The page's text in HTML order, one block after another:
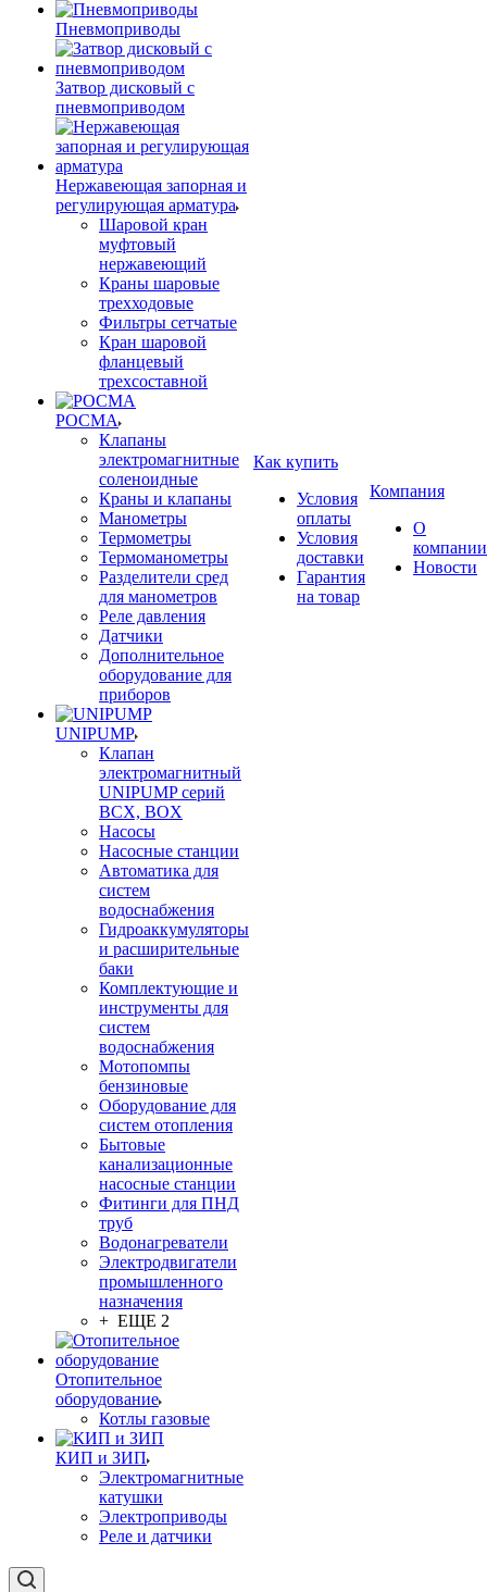
Пневмоприводы
Затвор дисковый с
пневмоприводом
Нержавеющая запорная и
регулирующая арматура
Шаровой кран
муфтовый
нержавеющий
Краны шаровые
трехходовые
Фильтры сетчатые
Кран шаровой
фланцевый
трехсоставной
РОСМА
Клапаны
электромагнитные
соленоидные
Краны и клапаны
Манометры
Термометры
Термоманометры
Разделители сред
для манометров
Реле давления
Датчики
Дополнительное
оборудование для
приборов
UNIPUMP
Клапан
электромагнитный
UNIPUMP серий
BCX, BOX
Насосы
Насосные станции
Автоматика для
систем
водоснабжения
Гидроаккумуляторы
и расширительные
баки
Комплектующие и
инструменты для
систем
водоснабжения
Мотопомпы
бензиновые
Оборудование для
систем отопления
Бытовые
канализационные
насосные станции
Фитинги для ПНД
труб
Водонагреватели
Электродвигатели
промышленного
назначения
+ ЕЩЕ 2
Отопительное
оборудование
Котлы газовые
КИП и ЗИП
Электромагнитные
катушки
Электроприводы
Реле и датчики
Как купить
Условия
оплаты
Условия
доставки
Гарантия
на товар
Компания
О
компании
Новости